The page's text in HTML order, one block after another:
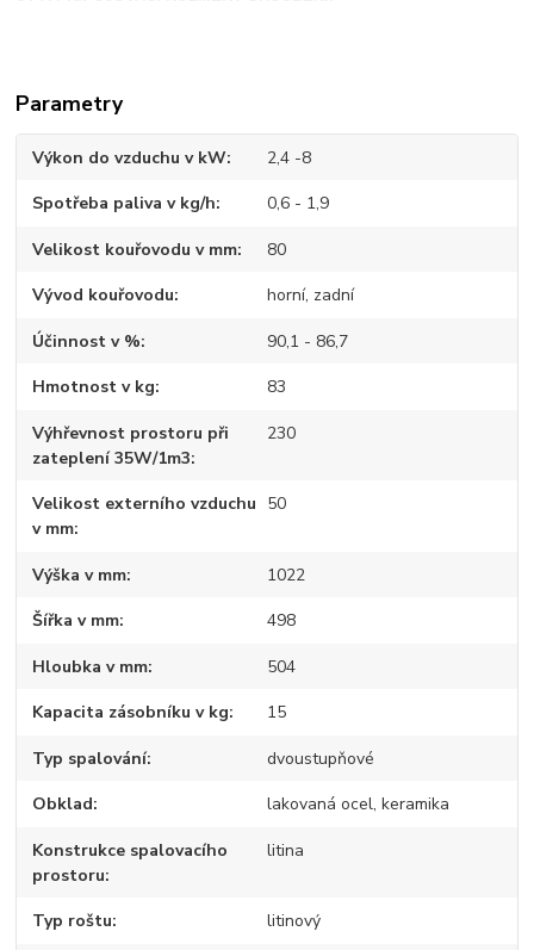
Parametry
Výkon do vzduchu v kW 2,4 -8
Spotřeba paliva v kg/h 0,6 - 1,9
Velikost kouřovodu v mm 80
Vývod kouřovodu horní, zadní
Účinnost v % 90,1 - 86,7
Hmotnost v kg 83
Výhřevnost prostoru při
zateplení 35W/1m3
230
Velikost externího vzduchu
v mm
50
Výška v mm 1022
Šířka v mm 498
Hloubka v mm 504
Kapacita zásobníku v kg 15
Typ spalování dvoustupňové
Obklad lakovaná ocel, keramika
Konstrukce spalovacího
prostoru
litina
Typ roštu litinový